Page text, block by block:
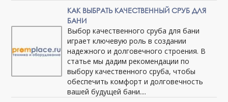
КАК ВЫБРАТЬ КАЧЕСТВЕННЫЙ СРУБ ДЛЯ
БАНИ
Выбор качественного сруба для бани
играет ключевую роль в создании
надежного и долговечного строения. В
статье мы дадим рекомендации по
выбору качественного сруба, чтобы
обеспечить комфорт и долговечность
вашей будущей бани....